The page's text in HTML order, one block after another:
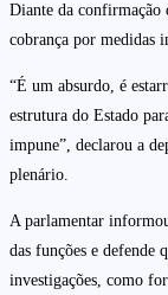
Diante da confirmação
cobrança por medidas
“É um absurdo, é
estrutura do Estado
impune”, declarou a
plenário.
A parlamentar
das funções e defende
investigações, como